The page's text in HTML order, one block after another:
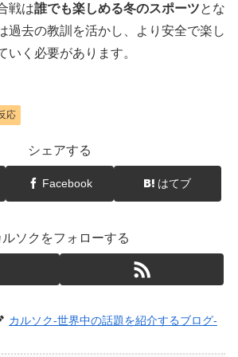
戦は誰でも楽しめる冬のスポーツとな
過去の教訓を活かし、より安全で楽し
いく必要があります。
応
シェアする
Facebook はてブ
ルソクをフォローする
カルソク-世界中の話題を紹介するブログ-